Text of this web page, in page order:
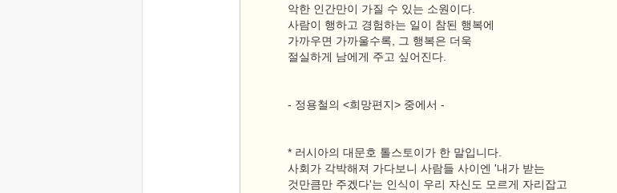
악한 인간만이 가질 수 있는 소원이다.
사람이 행하고 경험하는 일이 참된 행복에
가까우면 가까울수록, 그 행복은 더욱
절실하게 남에게 주고 싶어진다.
- 정용철의 <희망편지> 중에서 -
* 러시아의 대문호 톨스토이가 한 말입니다.
사회가 각박해져 가다보니 사람들 사이엔 '내가 받는
것만큼만 주겠다'는 인식이 우리 자신도 모르게 자리잡고